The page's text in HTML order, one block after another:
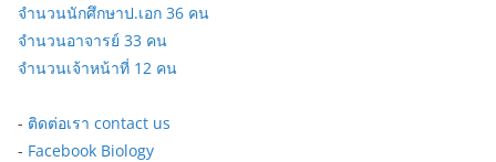
จำนวนนักศึกษาป.เอก 36 คน
จำนวนอาจารย์ 33 คน
จำนวนเจ้าหน้าที่ 12 คน
- ติดต่อเรา contact us
- Facebook Biology